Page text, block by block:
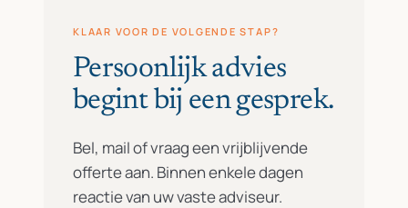
KLAAR VOOR DE VOLGENDE STAP?
Persoonlijk advies
begint bij een gesprek.
Bel, mail of vraag een vrijblijvende
offerte aan. Binnen enkele dagen
reactie van uw vaste adviseur.